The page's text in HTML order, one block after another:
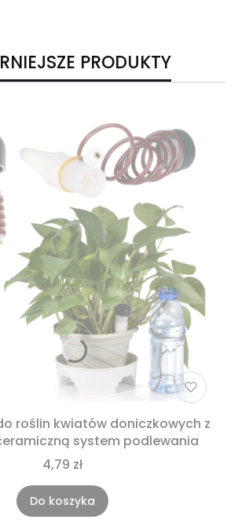
PRODUKTY
roślin kwiatów doniczkowych z
system podlewania
4,79 zł
Do koszyka